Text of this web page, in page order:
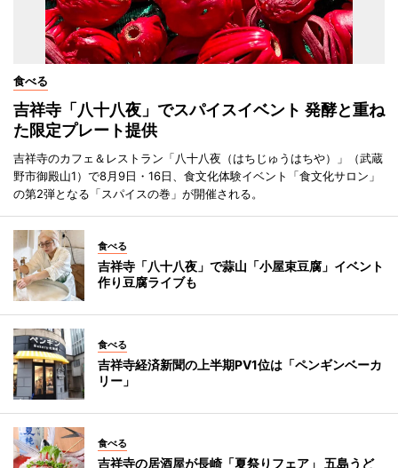
食べる
吉祥寺「八十八夜」でスパイスイベント 発酵と重ね
た限定プレート提供
吉祥寺のカフェ＆レストラン「八十八夜（はちじゅうはちや）」（武蔵
野市御殿山1）で8月9日・16日、食文化体験イベント「食文化サロン」
の第2弾となる「スパイスの巻」が開催される。
食べる
吉祥寺「八十八夜」で蒜山「小屋束豆腐」イベント
作り豆腐ライブも
食べる
吉祥寺経済新聞の上半期PV1位は「ペンギンベーカ
リー」
食べる
吉祥寺の居酒屋が長崎「夏祭りフェア」 五島うど